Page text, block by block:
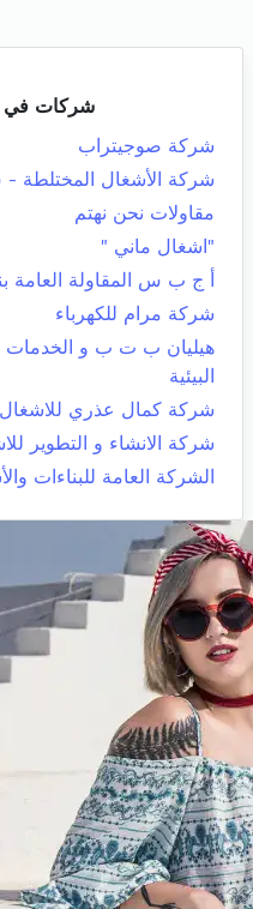
شركات في
شركة صوجيتراب
شركة الأشغال
مقاولات نحن نهتم
"اشغال ماني "
أ ج ب س المقاولة العامة
شركة مرام للكهرباء
هيليان ب ت ب و الخدمات
البيئية
شركة كمال عذري للاشغال
شركة الانشاء و التطوير
الشركة العامة للبناءات